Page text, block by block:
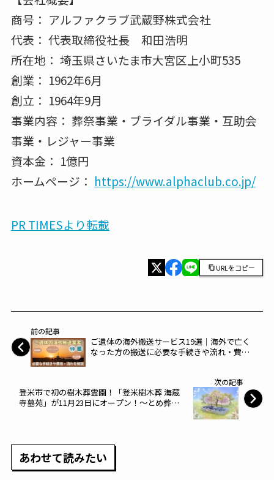
商号： アルファクラブ武蔵野株式会社
代表： 代表取締役社長 和田浩明
所在地： 埼玉県さいたま市大宮区上小町535
創業： 1962年6月
創立： 1964年9月
事業内容： 葬祭事業・ブライダル事業・互助会
事業・レジャー事業
資本金： 1億円
ホームページ： https://www.alphaclub.co.jp/
PR TIMESより転載
URLをコピー
前の記事
ご遺体の海外搬送サービス19選｜海外で亡く
なった方の搬送に必要な手続きや流れ・費用
次の記事
登米市で初の樹木葬霊園！「登米樹木葬 海蔵
寺墓苑」が11月23日にオープン！～とめ葬祭
あわせて読みたい